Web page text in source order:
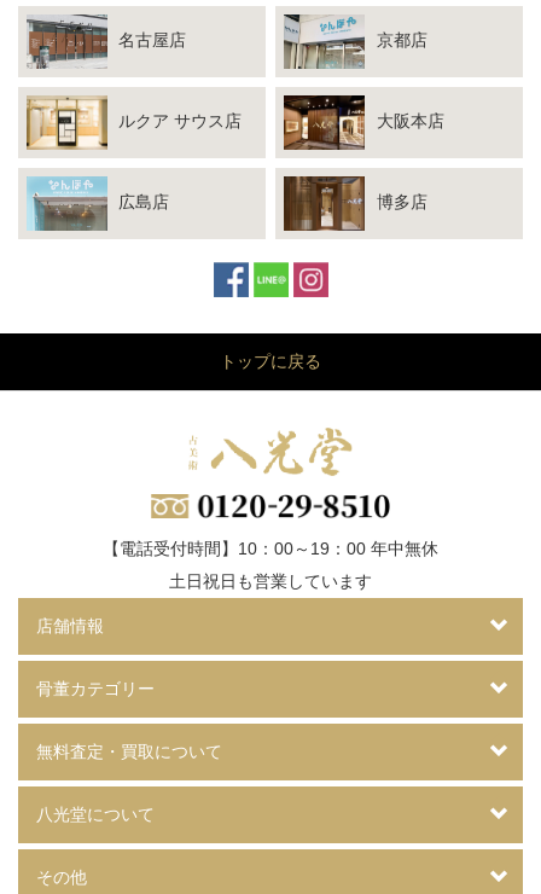
名古屋店 京都店
ルクア サウス店 大阪本店
広島店 博多店
トップに戻る
【電話受付時間】10：00～19：00 年中無休
土日祝日も営業しています
店舗情報
骨董カテゴリー
無料査定・買取について
八光堂について
その他